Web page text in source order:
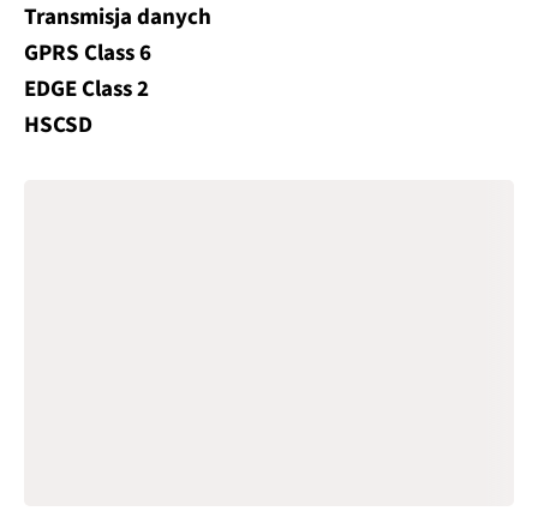
Transmisja danych
GPRS Class 6
EDGE Class 2
HSCSD